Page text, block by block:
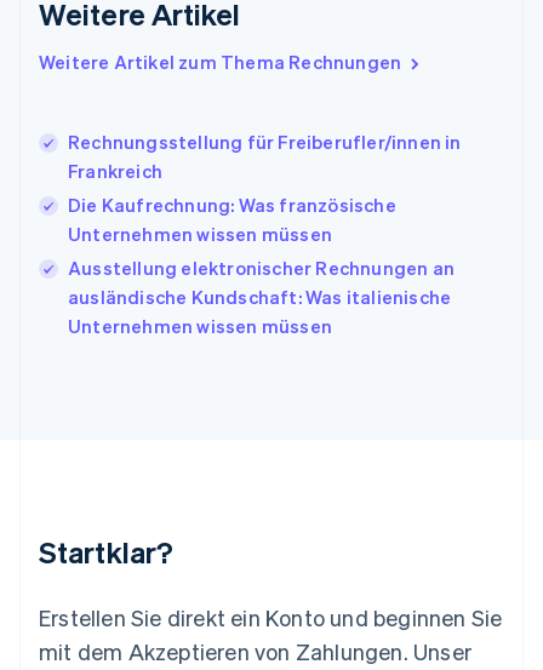
Weitere Artikel
Weitere Artikel zum Thema Rechnungen
Rechnungsstellung für Freiberufler/innen in
Frankreich
Die Kaufrechnung: Was französische
Unternehmen wissen müssen
Ausstellung elektronischer Rechnungen an
ausländische Kundschaft: Was italienische
Unternehmen wissen müssen
Startklar?
Erstellen Sie direkt ein Konto und beginnen Sie
mit dem Akzeptieren von Zahlungen. Unser
English
Italien
Italiano English
EnglishFrançais
Kroatien
EnglishItaliano
Lettland
Liechtenstein
DeutschEnglish
Litauen
Español English
Niederlande
NederlandsEnglish